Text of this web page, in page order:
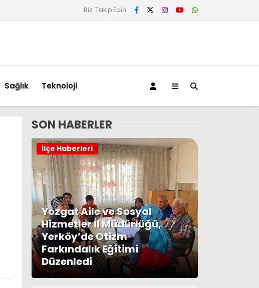
Bizi Takip Edin
Sağlık Teknoloji
SON HABERLER
Yozgat Aile ve Sosyal
Hizmetler İl Müdürlüğü,
Yerköy’de Otizm
Farkındalık Eğitimi
Düzenledi
İlçe Haberleri